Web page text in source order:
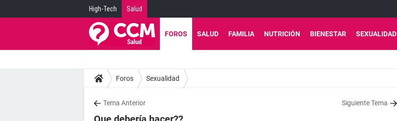
High-Tech Salud
FOROS SALUD FAMILIA NUTRICIÓN BIENESTAR SEXUALIDAD
Foros Sexualidad
Tema Anterior Siguiente Tema